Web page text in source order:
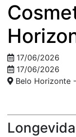
17/06/2026
17/06/2026
Belo Horizonte